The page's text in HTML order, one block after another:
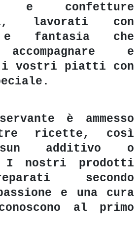
e confetture
lavorati con
e fantasia che
e
i vostri piatti con
è ammesso
ricette, così
additivo o
I nostri prodotti
secondo
e una cura
al primo